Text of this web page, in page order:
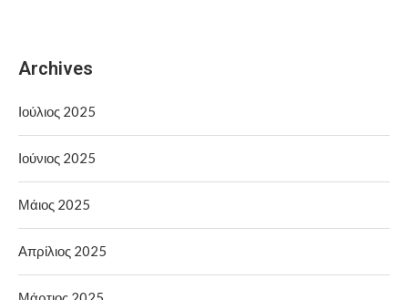
Archives
Ιούλιος 2025
Ιούνιος 2025
Μάιος 2025
Απρίλιος 2025